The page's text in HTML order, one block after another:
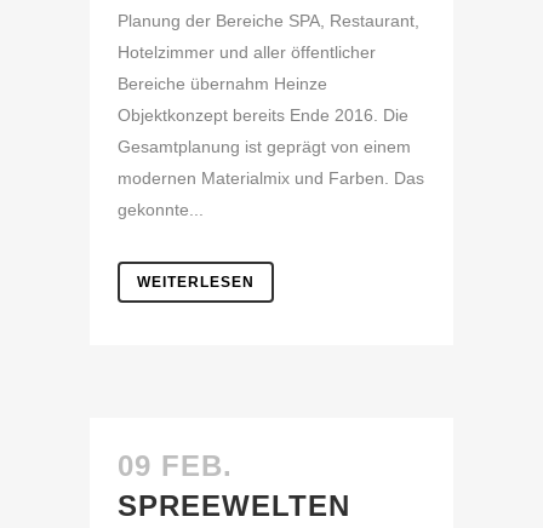
Planung der Bereiche SPA, Restaurant,
Hotelzimmer und aller öffentlicher
Bereiche übernahm Heinze
Objektkonzept bereits Ende 2016. Die
Gesamtplanung ist geprägt von einem
modernen Materialmix und Farben. Das
gekonnte...
WEITERLESEN
09 FEB.
SPREEWELTEN